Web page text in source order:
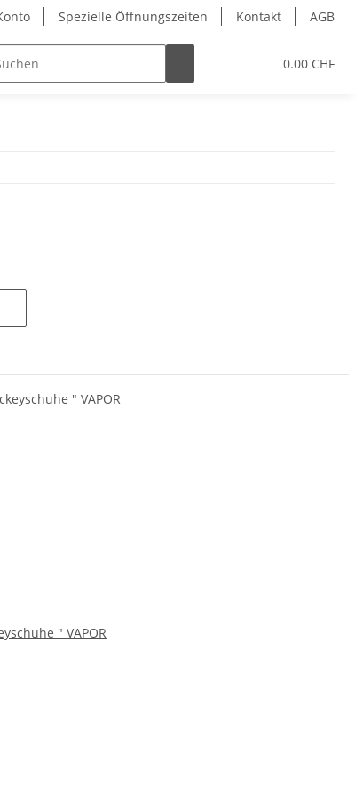
Spezielle Öffnungszeiten Kontakt AGB
0.00 CHF
" VAPOR